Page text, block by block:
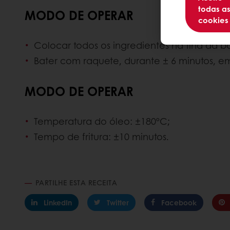
MODO DE OPERAR
Colocar todos os ingredientes na tina da
Bater com raquete, durante ± 6 minutos,
MODO DE OPERAR
Temperatura do óleo: ±180ºC;
Tempo de fritura: ±10 minutos.
PARTILHE ESTA RECEITA
LinkedIn
Twitter Facebook
todas as
cookies